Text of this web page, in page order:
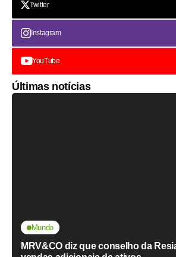
Twitter
Instagram
YouTube
Últimas notícias
Mundo
MRV&CO diz que conselho da